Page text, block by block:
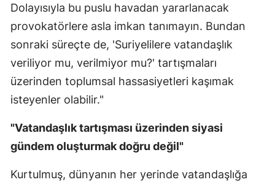
Dolayısıyla bu puslu havadan yararlanacak
provokatörlere asla imkan tanımayın. Bundan
sonraki süreçte de, 'Suriyelilere vatandaşlık
veriliyor mu, verilmiyor mu?' tartışmaları
üzerinden toplumsal hassasiyetleri kaşımak
isteyenler olabilir."
"Vatandaşlık tartışması üzerinden siyasi
gündem oluşturmak doğru değil"
Kurtulmuş, dünyanın her yerinde vatandaşlığa